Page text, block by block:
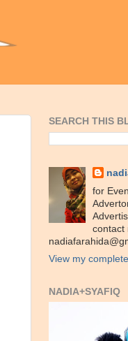
SEARCH THIS
for
contact
View my
NADIA+SYAFIQ